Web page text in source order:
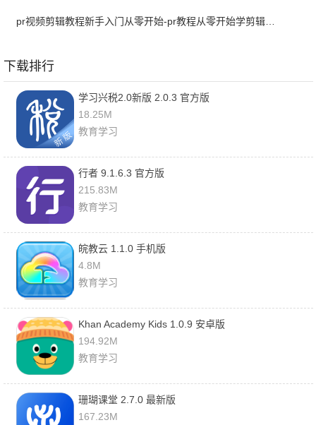
pr视频剪辑教程新手入门从零开始-pr教程从零开始学剪辑全集免费
下载排行
学习兴税2.0新版 2.0.3 官方版
18.25M
教育学习
行者 9.1.6.3 官方版
215.83M
教育学习
皖教云 1.1.0 手机版
4.8M
教育学习
Khan Academy Kids 1.0.9 安卓版
194.92M
教育学习
珊瑚课堂 2.7.0 最新版
167.23M